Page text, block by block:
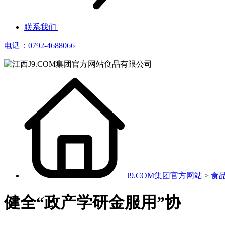
联系我们
电话：0792-4688066
J9.COM集团官方网站 > 食
健全“政产学研金服用”协